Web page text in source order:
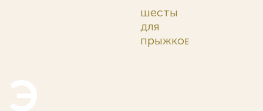
шесты
для
прыжков